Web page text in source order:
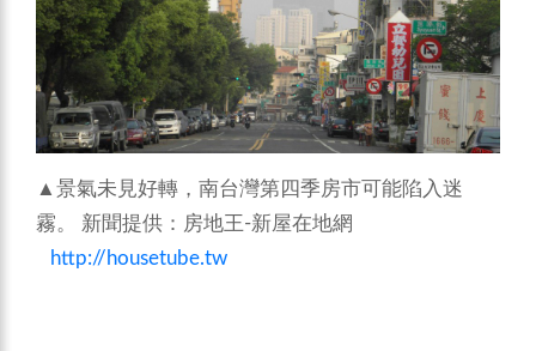
▲景氣未見好轉，南台灣第四季房市可能陷入迷
霧。 新聞提供：房地王-新屋在地網
http://housetube.tw